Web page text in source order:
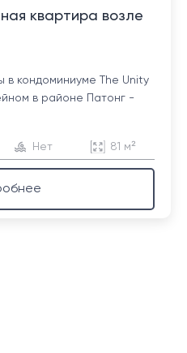
квартира возле
в кондоминиуме The Unity
в районе Патонг -
Нет 81 м²